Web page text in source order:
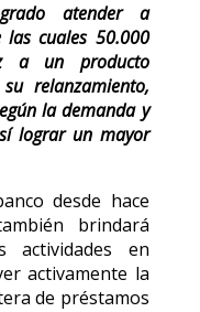
atender a
las cuales 50.000
a un producto
relanzamiento,
la demanda y
lograr un mayor
desde hace
brindará
actividades en
activamente la
de préstamos